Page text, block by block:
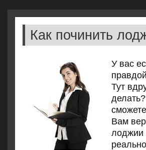
Как починить
У вас
Тут
Вам
лοджии